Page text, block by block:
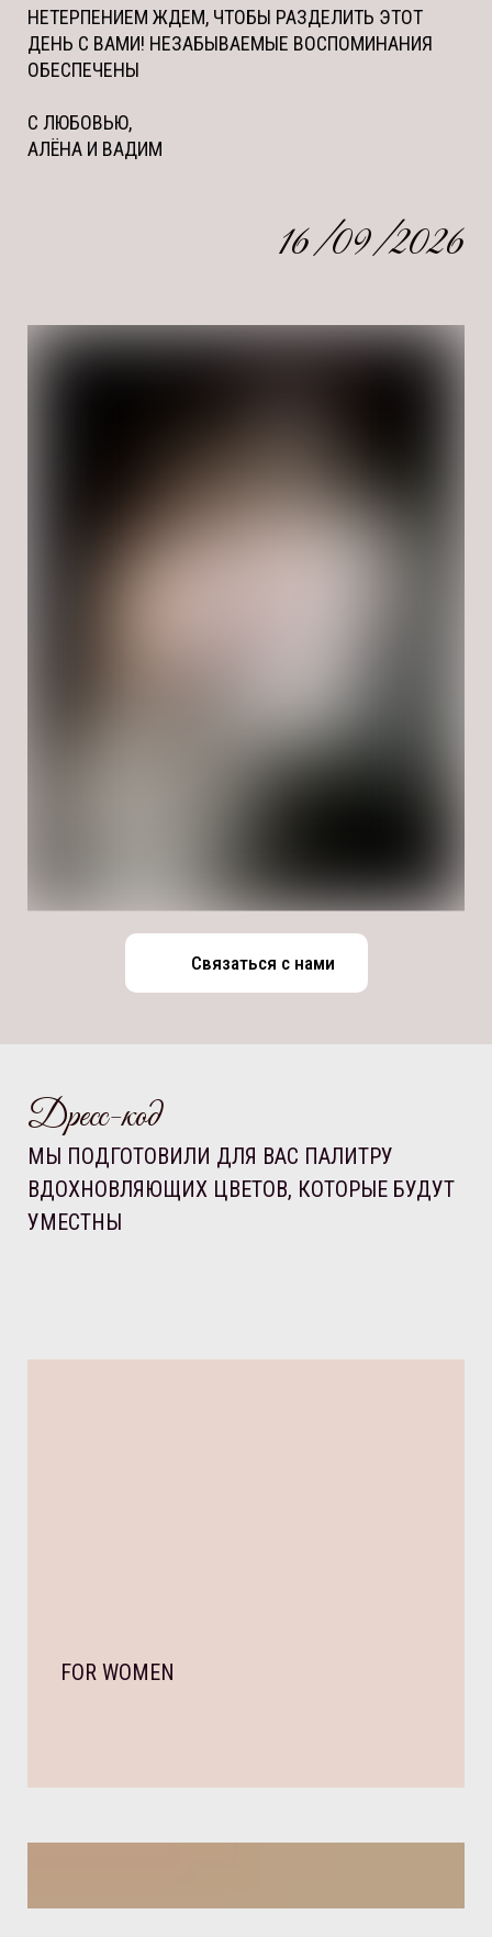
НЕТЕРПЕНИЕМ ЖДЕМ, ЧТОБЫ РАЗДЕЛИТЬ ЭТОТ
ДЕНЬ С ВАМИ! НЕЗАБЫВАЕМЫЕ ВОСПОМИНАНИЯ
ОБЕСПЕЧЕНЫ
С ЛЮБОВЬЮ,
АЛЁНА И ВАДИМ
16/09/2026
Связаться с нами
Дресс-код
МЫ ПОДГОТОВИЛИ ДЛЯ ВАС ПАЛИТРУ
ВДОХНОВЛЯЮЩИХ ЦВЕТОВ, КОТОРЫЕ БУДУТ
УМЕСТНЫ
FOR WOMEN